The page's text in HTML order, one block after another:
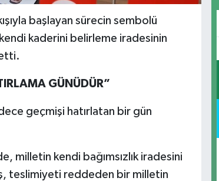
başlayan sürecin sembolü
kaderini belirleme iradesinin
GÜNÜDÜR”
geçmişi hatırlatan bir gün
milletin kendi bağımsızlık iradesini
teslimiyeti reddeden bir milletin